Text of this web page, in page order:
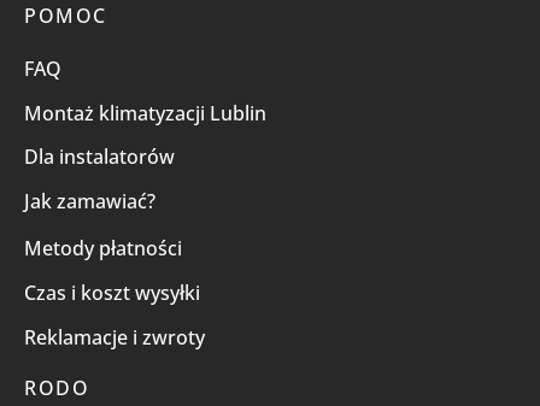
POMOC
FAQ
Montaż klimatyzacji Lublin
Dla instalatorów
Jak zamawiać?
Metody płatności
Czas i koszt wysyłki
Reklamacje i zwroty
RODO